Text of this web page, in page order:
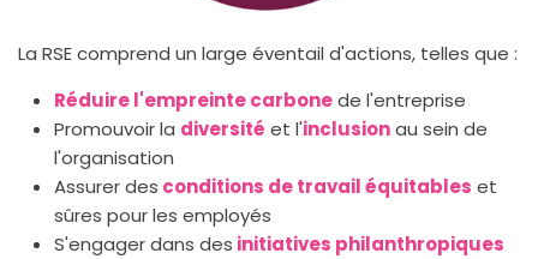
La RSE comprend un large éventail d'actions, telles que :
Réduire l'empreinte carbonede l'entreprise
Promouvoir la diversité et l'inclusionau sein de
l'organisation
Assurer des conditions de travail équitables et
sûres pour les employés
S'engager dans des initiatives philanthropiques